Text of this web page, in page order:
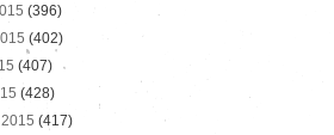
(396)
(402)
(407)
(428)
(417)